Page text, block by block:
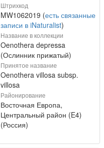
Штрихкод
MW1062019 (есть связанные
записи в iNaturalist)
Название в коллекции
Oenothera depressa
(Ослинник прижатый)
Принятое название
Oenothera villosa subsp.
villosa
Районирование
Восточная Европа,
Центральный район (E4)
(Россия)